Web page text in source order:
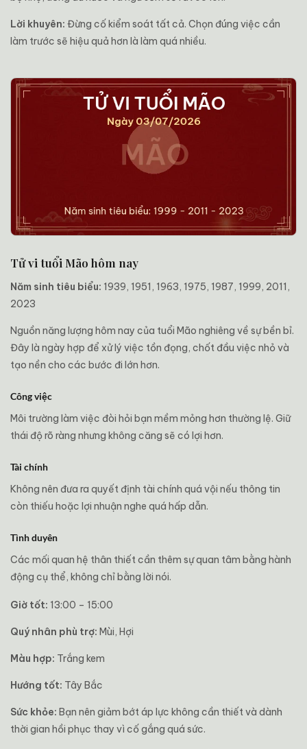
Lời khuyên: Đừng cố kiểm soát tất cả. Chọn đúng việc cần
làm trước sẽ hiệu quả hơn là làm quá nhiều.
Tử vi tuổi Mão hôm nay
Năm sinh tiêu biểu: 1939, 1951, 1963, 1975, 1987, 1999, 2011,
2023
Nguồn năng lượng hôm nay của tuổi Mão nghiêng về sự bền bỉ.
Đây là ngày hợp để xử lý việc tồn đọng, chốt đầu việc nhỏ và
tạo nền cho các bước đi lớn hơn.
Công việc
Môi trường làm việc đòi hỏi bạn mềm mỏng hơn thường lệ. Giữ
thái độ rõ ràng nhưng không căng sẽ có lợi hơn.
Tài chính
Không nên đưa ra quyết định tài chính quá vội nếu thông tin
còn thiếu hoặc lợi nhuận nghe quá hấp dẫn.
Tình duyên
Các mối quan hệ thân thiết cần thêm sự quan tâm bằng hành
động cụ thể, không chỉ bằng lời nói.
Giờ tốt: 13:00 – 15:00
Quý nhân phù trợ: Mùi, Hợi
Màu hợp: Trắng kem
Hướng tốt: Tây Bắc
Sức khỏe: Bạn nên giảm bớt áp lực không cần thiết và dành
thời gian hồi phục thay vì cố gắng quá sức.